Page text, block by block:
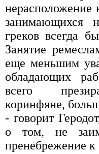
нерасположение
занимаю­щихся
греков всегда
Занятие
еще меньшим
облада­ющих
всего
коринфяне,
- говорит
о том, не
пренебрежение